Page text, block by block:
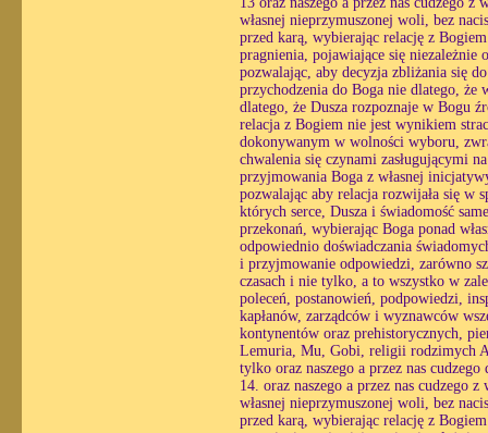
własnej nieprzymuszonej woli, bez
przed karą, wybierając relację z
pragnienia, pojawiające się
pozwalając, aby decyzja zbliżania się
przychodzenia do Boga nie dlatego, że
dlatego, że Dusza rozpoznaje w Bogu
relacja z Bogiem nie jest wynikiem
dokonywanym w wolności wyboru,
chwalenia się czynami zasługującymi
przyjmowania Boga z własnej
pozwalając aby relacja rozwijała się w
których serce, Dusza i świadomość
przekonań, wybierając Boga ponad
odpowiednio doświadczania
i przyjmowanie odpowiedzi, zarówno
czasach i nie tylko, a to wszystko w
poleceń, postanowień, podpowiedzi,
kapłanów, zarządców i wyznawców
kontynentów oraz prehistorycznych,
Lemuria, Mu, Gobi, religii rodzimych
tylko oraz naszego a przez nas
14. oraz naszego a przez nas cudzego
własnej nieprzymuszonej woli, bez
przed karą, wybierając relację z